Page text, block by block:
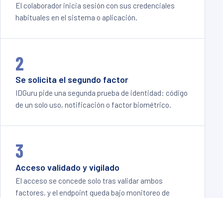
El colaborador inicia sesión con sus credenciales
habituales en el sistema o aplicación.
2
Se solicita el segundo factor
IDGuru pide una segunda prueba de identidad: código
de un solo uso, notificación o factor biométrico.
3
Acceso validado y vigilado
El acceso se concede solo tras validar ambos
factores, y el endpoint queda bajo monitoreo de